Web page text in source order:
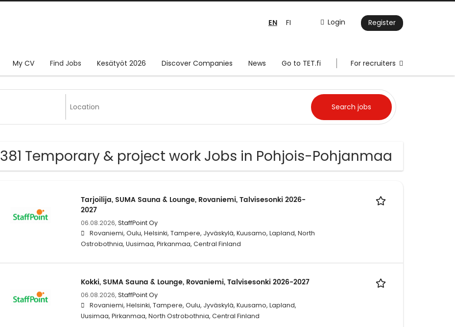
Login Register
EN FI
My CV Find Jobs Kesätyöt 2026 Discover Companies News Go to TET.fi For recruiters
381 Temporary & project work Jobs in Pohjois-Pohjanmaa
Tarjoilija, SUMA Sauna & Lounge, Rovaniemi, Talvisesonki 2026-
2027
06.08.2026, StaffPoint Oy
Rovaniemi, Oulu, Helsinki, Tampere, Jyväskylä, Kuusamo, Lapland, North
Ostrobothnia, Uusimaa, Pirkanmaa, Central Finland
Kokki, SUMA Sauna & Lounge, Rovaniemi, Talvisesonki 2026-2027
06.08.2026, StaffPoint Oy
Rovaniemi, Helsinki, Tampere, Oulu, Jyväskylä, Kuusamo, Lapland,
Uusimaa, Pirkanmaa, North Ostrobothnia, Central Finland